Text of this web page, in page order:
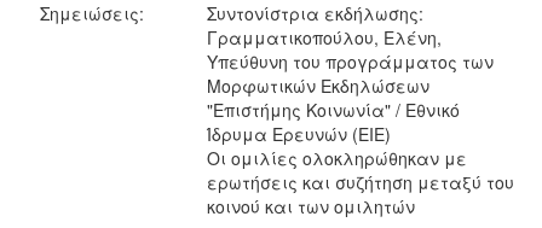
Σημειώσεις:
Συντονίστρια εκδήλωσης:
Γραμματικοπούλου, Ελένη,
Υπεύθυνη του προγράμματος των
Μορφωτικών Εκδηλώσεων
"Επιστήμης Κοινωνία" / Εθνικό
Ίδρυμα Ερευνών (ΕΙΕ)
Οι ομιλίες ολοκληρώθηκαν με
ερωτήσεις και συζήτηση μεταξύ του
κοινού και των ομιλητών